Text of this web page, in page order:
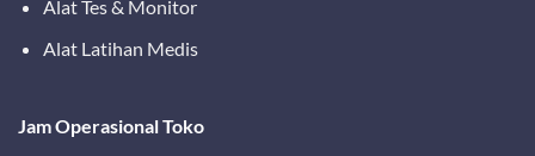
Alat Tes & Monitor
Alat Latihan Medis
Jam Operasional Toko